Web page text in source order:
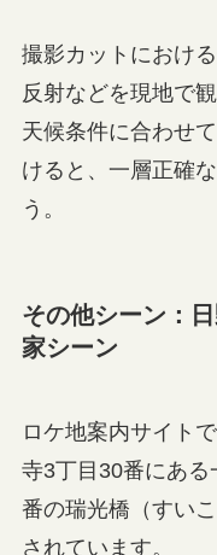
撮影カットにおけ
反射などを現地で
天候条件に合わせ
けると、一層正確
う。
その他シーン：
家シーン
ロケ地案内サイト
寺3丁目30番にあ
番の瑞光橋（すい
されています。